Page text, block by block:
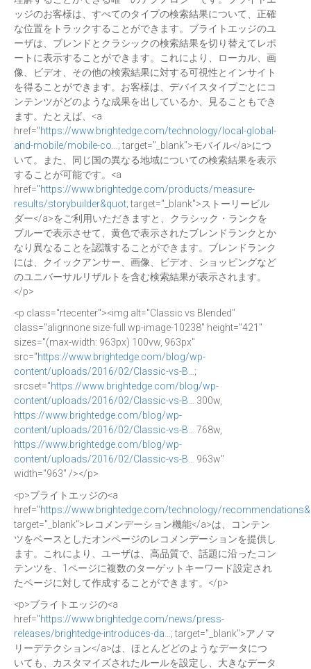
ッジのお客様は、すべてのタイプの検索結果について、正確
な位置をトラックすることができます。ブライトエッジのユ
ーザは、ブレンドとクラシックの検索結果を切り替えてレポ
ートに表示することができます。これにより、ローカル、画
像、ビデオ、その他の検索結果に対する可視性とインサイト
を得ることができます。お客様は、デバイスタイプごとにコ
ンテンツがどのような成果を出しているか、見ることもでき
ます。たとえば、<a
href="https://www.brightedge.com/technology/local-global-
and-mobile/mobile-co… ; target="_blank">モバイル</a>につ
いて。また、同じ国の異なる地域についての検索結果を表示
することが可能です。<a
href="https://www.brightedge.com/products/measure-
results/storybuilder&quot; target="_blank">ストーリービル
ダー</a>をご利用いただきますと、クラシック・ランクを
ブルーで表示させて、黄色で表示されたブレンドランクとか
なり異なることを認識することができます。ブレンドランク
には、クイックアンサー、画像、ビデオ、ショッピングなど
のユニバーサルリザルトを含む検索結果が表示されます。
</p>
<p class="rtecenter"><img alt="Classic vs Blended"
class="alignnone size-full wp-image-10238" height="421"
sizes="(max-width: 963px) 100vw, 963px"
src="https://www.brightedge.com/blog/wp-
content/uploads/2016/02/Classic-vs-B… ;
srcset="https://www.brightedge.com/blog/wp-
content/uploads/2016/02/Classic-vs-B…
300w,
https://www.brightedge.com/blog/wp-
content/uploads/2016/02/Classic-vs-B…
768w,
https://www.brightedge.com/blog/wp-
content/uploads/2016/02/Classic-vs-B…
963w"
width="963" /></p>
<p>ブライトエッジの<a
href="https://www.brightedge.com/technology/
target="_blank">レコメンデーション機能</a>は、コンテン
ツをベースとしたオンページのレコメンデーションを提供し
ます。これにより、ユーザは、高品質で、話題に沿ったコン
テンツを、1ページに複数のターゲットキーワード設定され
たページに対して作成することができます。</p>
<p>ブライトエッジの<a
href="https://www.brightedge.com/news/press-
releases/brightedge-introduces-da… ; target="_blank">アノマ
リーデテクション</a>は、ほとんどどのようなデータにつ
いても、カスタマイズされたルールを設定し、大きなデータ